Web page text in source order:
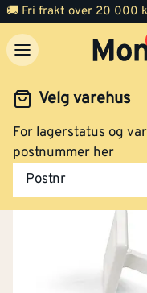
Velg varehus
For lagerstatus og
postnummer her
Postnr
Jernvare